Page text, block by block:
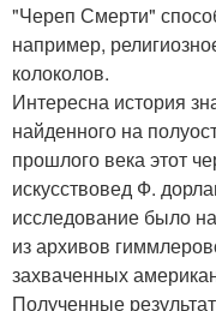
"Череп Смерти"
например,
колоколов.
Интересна история
найденного на
прошлого века этот
искусствовед Ф.
исследование было
из архивов
захваченных
Полученные